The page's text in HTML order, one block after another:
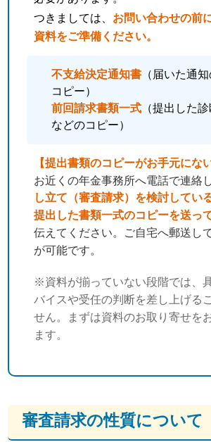
つきましては、 お問い合わせの前
資料をご準備ください。
不支給決定通知書 （届いた通
コピー）
前回請求書類一式 （提出した
などのコピー）
【提出書類のコピーがお手元にな
お近くの年金事務所へ電話で連絡し
し立て（審査請求）を検討してい
提出した書類一式のコピーを送っ
伝えてください。ご自宅へ郵送し
が可能です。
※資料が揃っていない段階では、
バイスや受任の判断を差し上げる
せん。まずは資料のお取り寄せを
ます。
審査請求の性質について